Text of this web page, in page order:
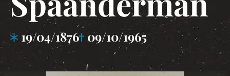
GRAF EN
INFORMATIE
19/04/1876 09/10/1965